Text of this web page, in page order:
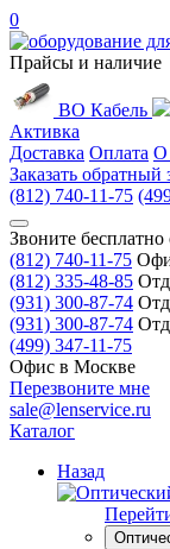
0
Прайсы и наличие
ВО Кабель
Активка
Доставка Оплата О
Заказать обратный
(812) 740-11-75
Звоните
(812) 740-11-75
(812) 335-48-85
(931) 300-87-74
(931) 300-87-74
(499) 347-11-75
Офис в Москве
Перезвоните мне
sale@lenservice.ru
Каталог
Назад